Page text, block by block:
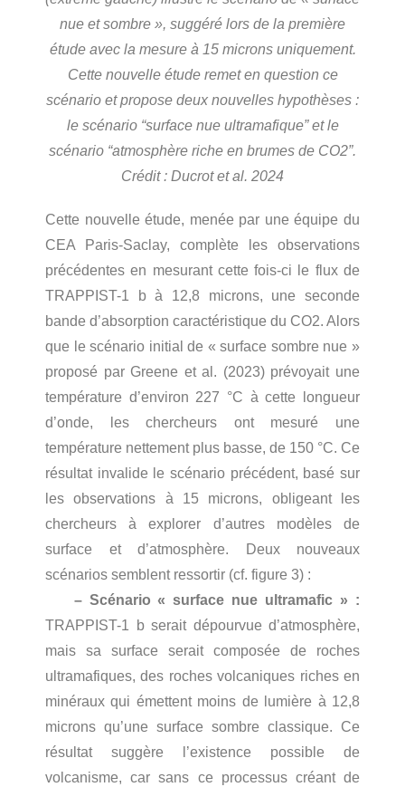
nue et sombre », suggéré lors de la première
étude avec la mesure à 15 microns uniquement.
Cette nouvelle étude remet en question ce
scénario et propose deux nouvelles hypothèses :
le scénario “surface nue ultramafique” et le
scénario “atmosphère riche en brumes de CO2”.
Crédit : Ducrot et al. 2024
Cette nouvelle étude, menée par une équipe du
CEA Paris-Saclay, complète les observations
précédentes en mesurant cette fois-ci le flux de
TRAPPIST-1 b à 12,8 microns, une seconde
bande d’absorption caractéristique du CO2. Alors
que le scénario initial de « surface sombre nue »
proposé par Greene et al. (2023) prévoyait une
température d’environ 227 °C à cette longueur
d’onde, les chercheurs ont mesuré une
température nettement plus basse, de 150 °C. Ce
résultat invalide le scénario précédent, basé sur
les observations à 15 microns, obligeant les
chercheurs à explorer d’autres modèles de
surface et d’atmosphère. Deux nouveaux
scénarios semblent ressortir (cf. figure 3) :
– Scénario « surface nue ultramafic » :
TRAPPIST-1 b serait dépourvue d’atmosphère,
mais sa surface serait composée de roches
ultramafiques, des roches volcaniques riches en
minéraux qui émettent moins de lumière à 12,8
microns qu’une surface sombre classique. Ce
résultat suggère l’existence possible de
volcanisme, car sans ce processus créant de